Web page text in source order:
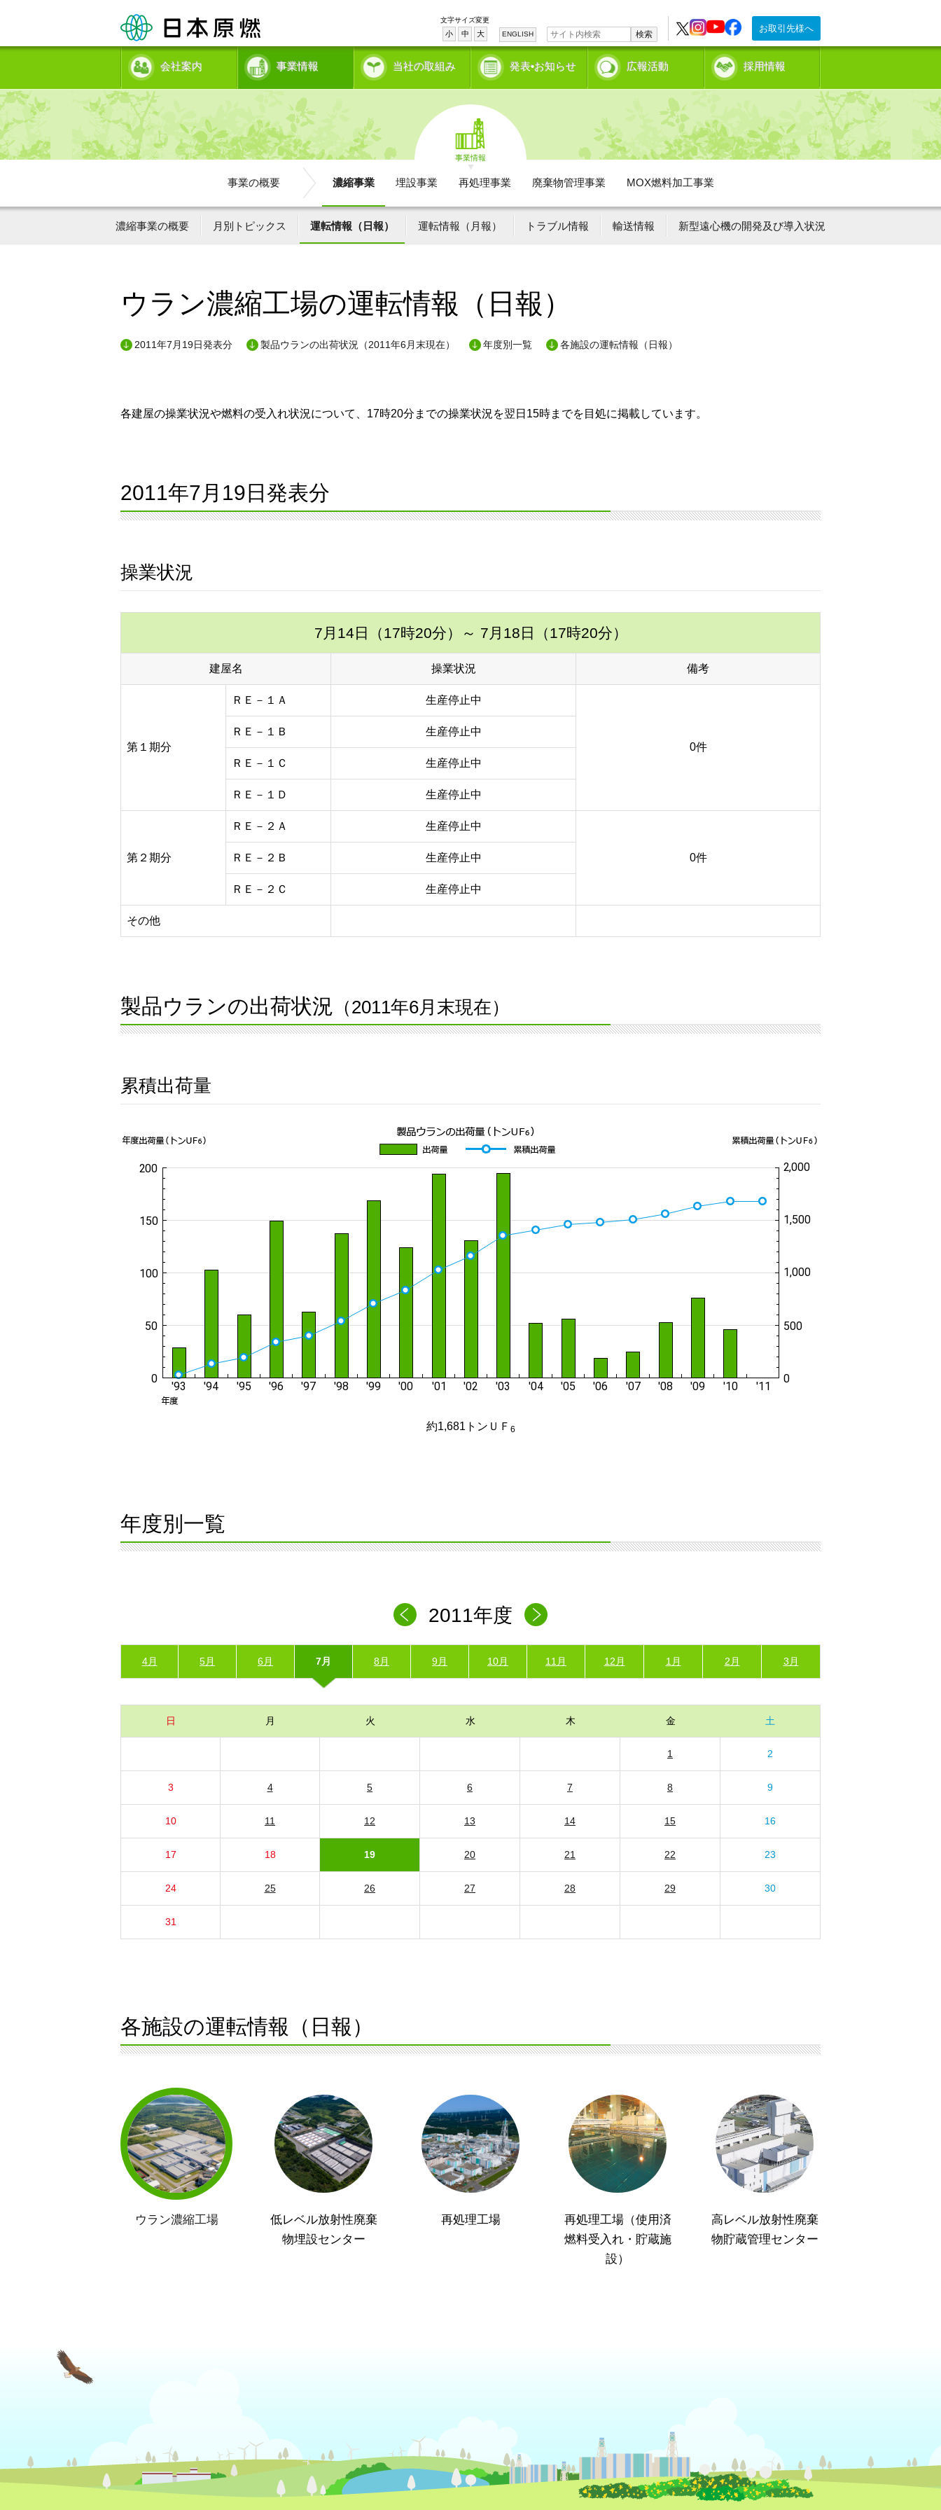
お取引先様へ
検索
文字サイズ変更
小 中 大 ENGLISH
会社案内 事業情報 当社の取組み 発表•お知らせ 広報活動 採用情報
事業情報
事業の概要 濃縮事業 埋設事業 再処理事業 廃棄物管理事業 MOX燃料加工事業
濃縮事業の概要 月別トピックス 運転情報（日報） 運転情報（月報） トラブル情報 輸送情報 新型遠心機の開発及び導入状況
ウラン濃縮工場の運転情報（日報）
2011年7月19日発表分 製品ウランの出荷状況（2011年6月末現在） 年度別一覧 各施設の運転情報（日報）
各建屋の操業状況や燃料の受入れ状況について、17時20分までの操業状況を翌日15時までを目処に掲載しています。
2011年7月19日発表分
操業状況
7月14日（17時20分） ～ 7月18日（17時20分）
建屋名 操業状況 備考
第１期分
ＲＥ－１Ａ 生産停止中
0件
ＲＥ－１Ｂ 生産停止中
ＲＥ－１Ｃ 生産停止中
ＲＥ－１Ｄ 生産停止中
第２期分
ＲＥ－２Ａ 生産停止中
0件
ＲＥ－２Ｂ 生産停止中
ＲＥ－２Ｃ 生産停止中
その他
製品ウランの出荷状況 （2011年6月末現在）
累積出荷量
約1,681トンＵＦ 6
年度別一覧
2011年度
4月 5月 6月 7月 8月 9月 10月 11月 12月 1月 2月 3月
日 月 火 水 木 金 土
1 2
3 4 5 6 7 8 9
10 11 12 13 14 15 16
17 18 19 20 21 22 23
24 25 26 27 28 29 30
31
各施設の運転情報（日報）
ウラン濃縮工場
低レベル放射性廃棄
物埋設センター
再処理工場
再処理工場（使用済
燃料受入れ・貯蔵施
設）
高レベル放射性廃棄
物貯蔵管理センター